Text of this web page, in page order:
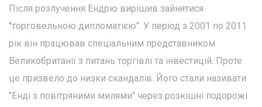
Після розлучення Ендрю вирішив зайнятися
"торговельною дипломатією". У період з 2001 по 2011
рік він працював спеціальним представником
Великобританії з питань торгівлі та інвестицій. Проте
це призвело до низки скандалів. Його стали називати
"Енді з повітряними милями" через розкішні подорожі